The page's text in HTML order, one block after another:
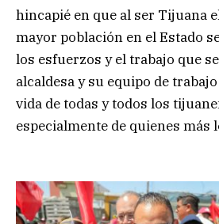
hincapié en que al ser Tijuana
mayor población en el Estado
los esfuerzos y el trabajo que
alcaldesa y su equipo de
vida de todas y todos los
especialmente de quienes más